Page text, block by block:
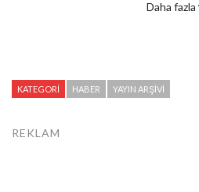
#CANLI #HABER #sondakikaDaha fazla
KATEGORI HABER YAYIN ARŞIVI
REKLAM